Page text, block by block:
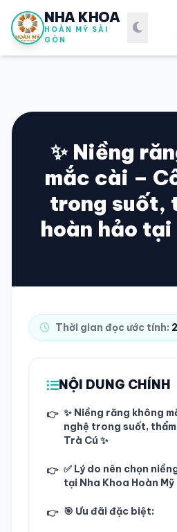
NHA KHOA
HOÀN MỸ SÀI
GÒN
SỔ Y BẠ
Vui lòng đăng nhập bằng Số điện
✨ Niềng
mắc cài –
trong suốt,
hoàn hảo tại
Thời gian đọc ước tính:
NỘI DUNG CHÍNH
👉 ✨ Niềng răng không
nghệ trong suốt,
Trà Cú ✨
👉 ✅ Lý do nên chọn
tại Nha Khoa Hoàn
👉 🎯 Ưu đãi đặc biệt: